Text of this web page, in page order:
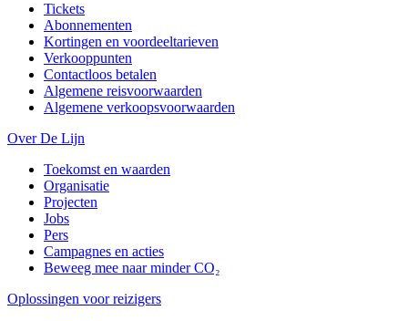
Tickets
Abonnementen
Kortingen en voordeeltarieven
Verkooppunten
Contactloos betalen
Algemene reisvoorwaarden
Algemene verkoopsvoorwaarden
Over De Lijn
Toekomst en waarden
Organisatie
Projecten
Jobs
Pers
Campagnes en acties
Beweeg mee naar minder CO₂
Oplossingen voor reizigers